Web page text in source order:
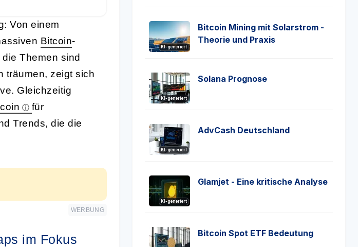
Von einem
Bitcoin-
Themen sind
träumen, zeigt sich
Gleichzeitig
für
Trends, die die
WERBUNG
im Fokus
KI-generiert
Bitcoin Mining mit Solarstrom -
Theorie und Praxis
KI-generiert
Solana Prognose
KI-generiert
AdvCash Deutschland
KI-generiert
Glamjet - Eine kritische Analyse
Bitcoin Spot ETF Bedeutung